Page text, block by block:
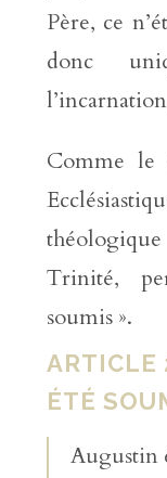
Père, ce
donc
Comme le
Trinité,
soumis ».
ARTICLE
ÉTÉ
Augustin